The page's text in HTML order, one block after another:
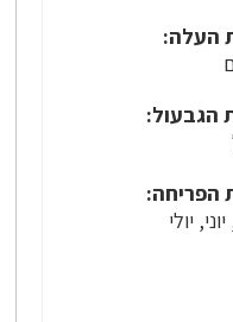
העלה:
הגבעול:
הפריחה:
יולי